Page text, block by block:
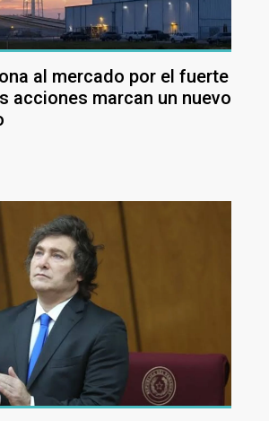
al mercado por el fuerte
acciones marcan un nuevo